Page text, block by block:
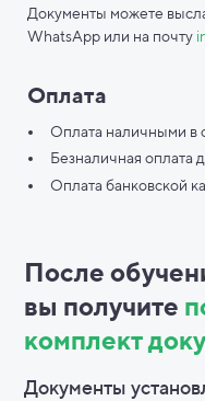
Документы можете
WhatsApp или на почту
Оплата
Оплата наличными в
Безналичная оплата
Оплата банковской
После
вы получите
комплект
Документы